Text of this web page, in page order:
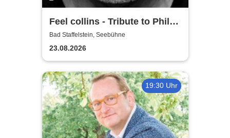
Feel collins - Tribute to Phil
Collins
Bad Staffelstein, Seebühne
23.08.2026
19:30 Uhr